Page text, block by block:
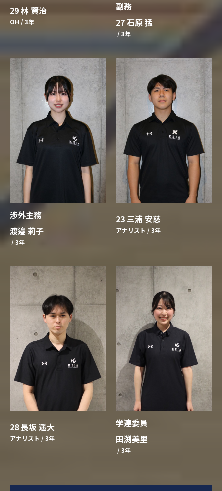
副務
27 石原 猛
/ 3年
学連委員
田渕美里
/ 3年
28 長坂 遥大
アナリスト / 3年
29 林 賢治
OH / 3年
23 三浦 安慈
アナリスト / 3年
渉外主務
渡邉 莉子
/ 3年